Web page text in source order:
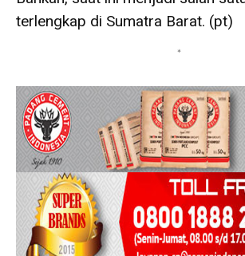
terlengkap di Sumatra Barat. (pt)
*